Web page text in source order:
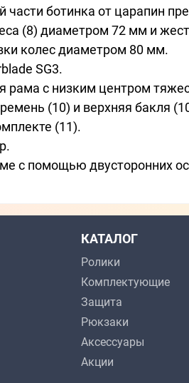
ботинка от царапин
(8) диаметром 72 мм и
колес диаметром 80 мм.
SG3.
рама с низким центром
(10) и верхняя бакля
(11).
с помощью двусторонних
КАТАЛОГ
Ролики
Комплектующие
Защита
Рюкзаки
Аксессуары
Акции